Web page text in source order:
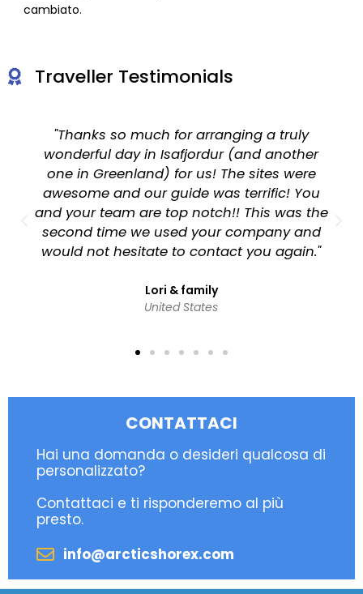
cambiato.
Traveller Testimonials
"We could not have asked for a more
perfect tour guide. She was an absolutely
beautiful lady who had a great amount of
local knowledge. She really made our day.
We felt very safe with your driver also. I
would most certainly do the same tour with
you again."
Mary
Australia
CONTATTACI
Hai una domanda o desideri qualcosa di
personalizzato?
Contattaci e ti risponderemo al più
presto.
info@arcticshorex.com